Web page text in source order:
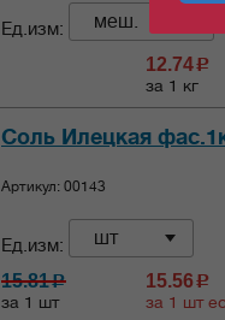
Ед.изм: меш.
12.74c
за 1 кг
Соль Илецкая
Артикул: 00143
Ед.изм: шт
15.81c
за 1 шт
15.56 c
за 1 шт